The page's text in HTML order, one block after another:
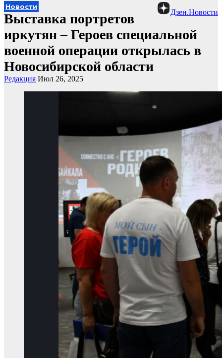
Дзен.Новости
Новости
Выставка портретов
иркутян – Героев специальной
военной операции открылась в
Новосибирской области
Редакция Июл 26, 2025